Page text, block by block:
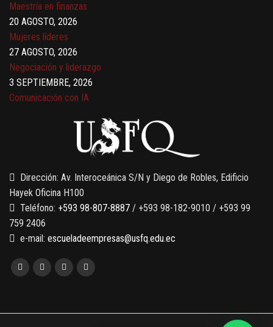
Maestría en finanzas
20 AGOSTO, 2026
Mujeres líderes
27 AGOSTO, 2026
Negociación y liderazgo
3 SEPTIEMBRE, 2026
Comunicación con IA
Gobernanza de datos
13 AGOSTO, 2026
Finanzas para no financieros
Dirección: Av. Interoceánica S/N y Diego de Robles, Edificio
Hayek Oficina H100
Teléfono: +593 98-807-8887 / +593 98-182-9010 / +593 99
759 2406
e-mail: escueladeempresas@usfq.edu.ec